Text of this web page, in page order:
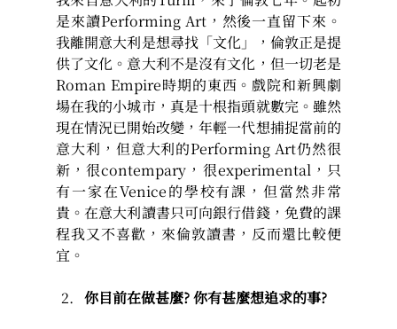
是來讀Performing Art，然後一直留下來。
我離開意大利是想尋找「文化」，倫敦正是提
供了文化。意大利不是沒有文化，但一切老是
Roman Empire時期的東西。戲院和新興劇
場在我的小城市，真是十根指頭就數完。雖然
現在情況已開始改變，年輕一代想捕捉當前的
意大利，但意大利的Performing Art仍然很
新，很contempary，很experimental，只
有一家在Venice的學校有課，但當然非常
貴。在意大利讀書只可向銀行借錢，免費的課
程我又不喜歡，來倫敦讀書，反而還比較便
宜。
你目前在做甚麼? 你有甚麼想追求的事?